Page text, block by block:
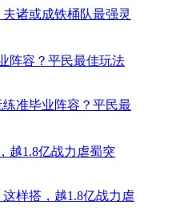
阵容？平民最佳玩法
越1.8亿战力虐蜀突